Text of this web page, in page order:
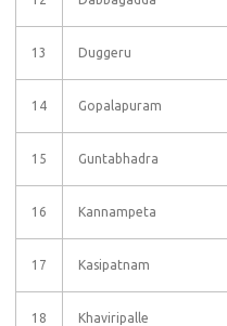
13 Duggeru
14 Gopalapuram
15 Guntabhadra
16 Kannampeta
17 Kasipatnam
18 Khaviripalle